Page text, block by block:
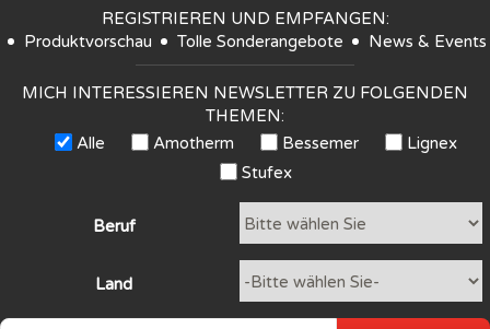
REGISTRIEREN UND EMPFANGEN:
Produktvorschau
Tolle Sonderangebote News & Events
MICH INTERESSIEREN NEWSLETTER ZU FOLGENDEN
THEMEN:
Alle
Amotherm Bessemer
Lignex
Stufex
Beruf
Land